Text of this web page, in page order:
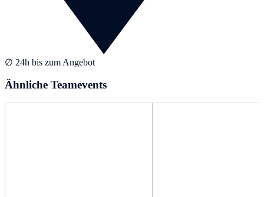
∅ 24h bis zum Angebot
Ähnliche Teamevents